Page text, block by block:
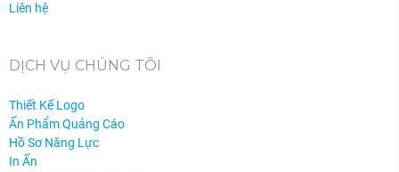
Liên hệ
DỊCH VỤ CHÚNG TÔI
Thiết Kế Logo
Ấn Phẩm Quảng Cáo
Hồ Sơ Năng Lực
In Ấn